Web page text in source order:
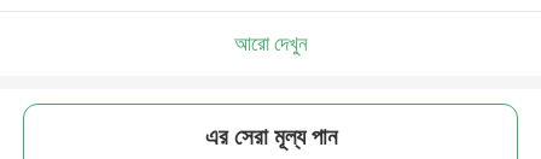
আরো দেখুন
এর সেরা মূল্য পান